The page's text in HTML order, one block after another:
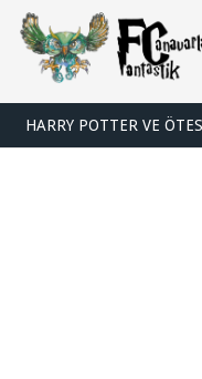
HARRY POTTER VE